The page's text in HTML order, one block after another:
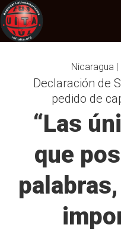
Nicaragua |
Declaración de
pedido de
“Las
que